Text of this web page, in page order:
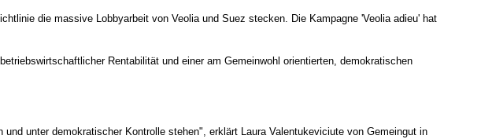
die massive Lobbyarbeit von Veolia und Suez stecken. Die Kampagne 'Veolia adieu' hat
Rentabilität und einer am Gemeinwohl orientierten, demokratischen
unter demokratischer Kontrolle stehen", erklärt Laura Valentukeviciute von Gemeingut in